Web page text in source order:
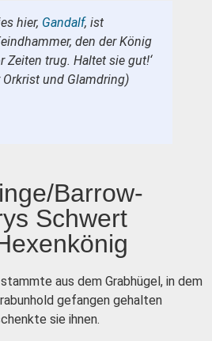
hier, Gandalf, ist
den der König
Zeiten trug. Haltet sie gut!‘
und Glamdring)
Barrow-
Schwert
aus dem Grabhügel, in dem
gefangen gehalten
sie ihnen.